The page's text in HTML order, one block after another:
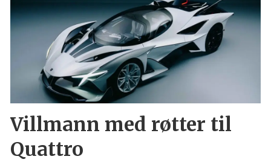
Villmann med røtter til
Quattro